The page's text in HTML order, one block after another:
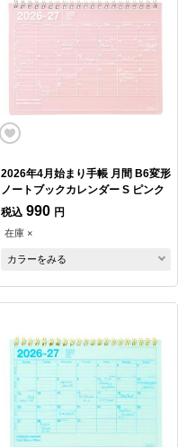
2026年4月始まり手帳 月間 B6変形
ノートブックカレンダー S ピンク
税込 990 円
在庫 ×
カラーをみる